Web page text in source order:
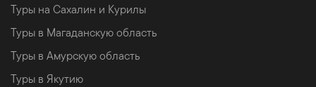
Туры на Сахалин и Курилы
Туры в Магаданскую область
Туры в Амурскую область
Туры в Якутию